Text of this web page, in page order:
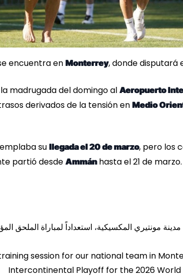
encuentra enMonterrey, donde disputará
madrugada del domingo alAeropuerto
derivados de la tensión en Medio
su llegada el 20 de marzo, pero los
partió desde Ammánhasta el 21 de marzo.
session for our national team in
Intercontinental Playoff for the 2026 World